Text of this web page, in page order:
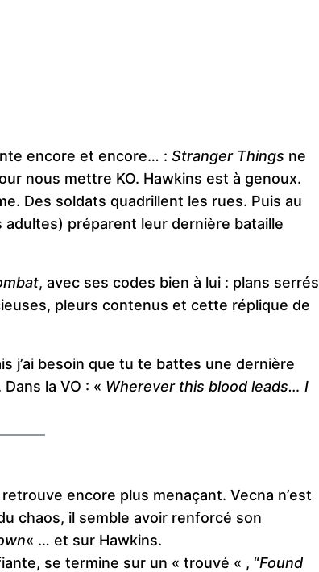
encore et encore… : Stranger Things ne
nous mettre KO. Hawkins est à genoux.
Des soldats quadrillent les rues. Puis au
préparent leur dernière bataille
, avec ses codes bien à lui : plans serrés
pleurs contenus et cette réplique de
j’ai besoin que tu te battes une dernière
la VO : « Wherever this blood leads… I
encore plus menaçant. Vecna n’est
chaos, il semble avoir renforcé son
« … et sur Hawkins.
se termine sur un « trouvé « , “Found